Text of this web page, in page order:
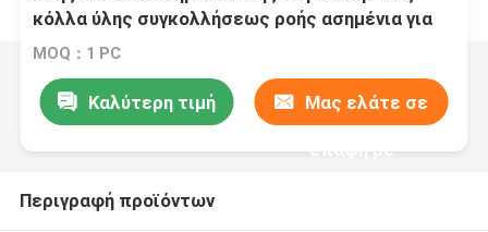
κόλλα ύλης συγκολλήσεως ροής ασημένια για
το τμήμα συγκόλλησης
MOQ：1 PC
Καλύτερη τιμή Μας ελάτε σε
επαφή με
Περιγραφή προϊόντων